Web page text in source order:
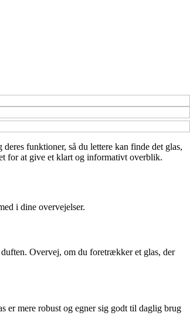
funktioner, så du lettere kan finde det glas,
for at give et klart og informativt overblik.
i dine overvejelser.
Overvej, om du foretrækker et glas, der
er mere robust og egner sig godt til daglig brug